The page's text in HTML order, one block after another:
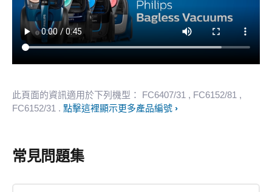
此頁面的資訊適用於下列機型： FC6407/31 , FC6152/81 ,
FC6152/31 . 點擊這裡顯示更多產品編號
常見問題集